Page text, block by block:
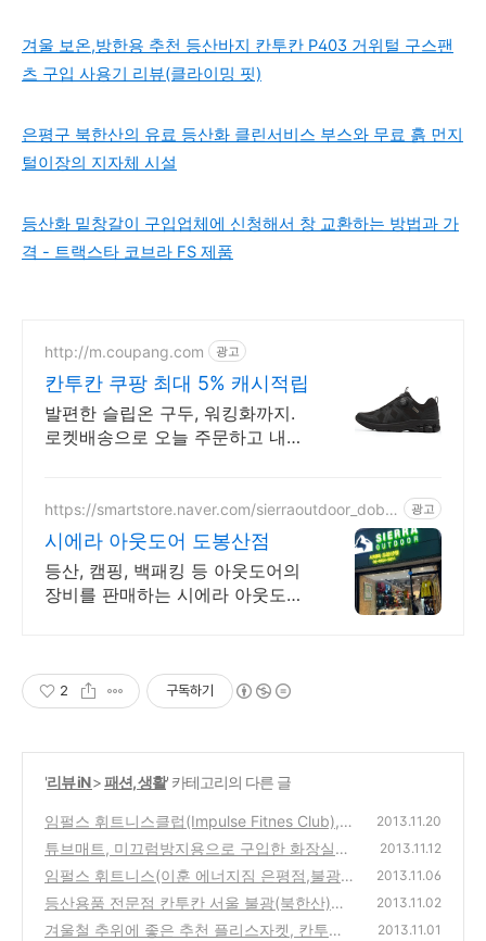
겨울 보온,방한용 추천 등산바지 칸투칸 P403 거위털 구스팬
츠 구입 사용기 리뷰(클라이밍 핏)
은평구 북한산의 유료 등산화 클린서비스 부스와 무료 흙 먼지
털이장의 지자체 시설
등산화 밑창갈이 구입업체에 신청해서 창 교환하는 방법과 가
격 - 트랙스타 코브라 FS 제품
http://m.coupang.com 광고
칸투칸 쿠팡 최대 5% 캐시적립
발편한 슬립온 구두, 워킹화까지.
로켓배송으로 오늘 주문하고 내일
슈즈, 쿠팡에서 만나세요!
https://smartstore.naver.com/sierraoutdoor_dobo
광고
시에라 아웃도어 도봉산점
등산, 캠핑, 백패킹 등 아웃도어의
장비를 판매하는 시에라 아웃도어
2 구독하기
'리뷰 iN>패션, 생활' 카테고리의 다른 글
임펄스 휘트니스클럽(Impulse Fitnes Club),
이훈의 에너지짐 은평 불광점 상호명 변경후
재 오픈
(0)
2013.11.20
튜브매트, 미끄럼방지용으로 구입한 화장실용
욕실매트 제품 구입 사용기
(0)
2013.11.12
임펄스 휘트니스(이훈 에너지짐 은평점,불광
점) 피트니스센터 회원가입과 시설,휴무일,가
격 등 헬스클럽 정보
(0)
2013.11.06
등산용품 전문점 칸투칸 서울 불광(북한산)점
오프라인 추천 매장 방문기
(0)
2013.11.02
겨울철 추위에 좋은 추천 플리스자켓, 칸투칸
2013.11.01